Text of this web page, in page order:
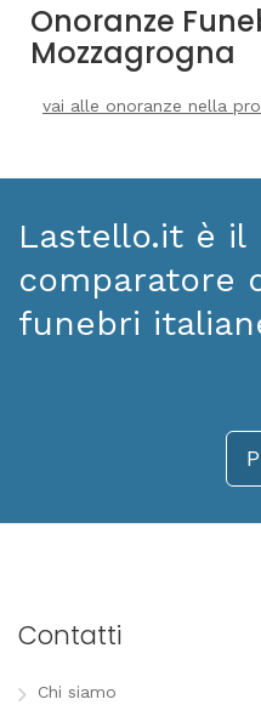
Onoranze
Mozzagrogna
vai alle onoranze nella
Lastello.it è il
comparatore
funebri
Contatti
Chi siamo